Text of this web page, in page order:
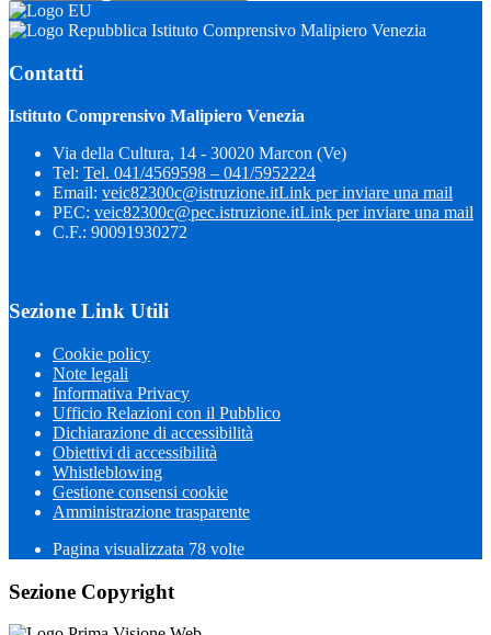
Istituto Comprensivo Malipiero Venezia
Contatti
Istituto Comprensivo Malipiero Venezia
Via della Cultura, 14 - 30020 Marcon (Ve)
Tel: Tel. 041/4569598 – 041/5952224
Email: veic82300c@istruzione.itLink per inviare una mail
PEC: veic82300c@pec.istruzione.itLink per inviare una mail
C.F.: 90091930272
Sezione Link Utili
Cookie policy
Note legali
Informativa Privacy
Ufficio Relazioni con il Pubblico
Dichiarazione di accessibilità
Obiettivi di accessibilità
Whistleblowing
Gestione consensi cookie
Amministrazione trasparente
Pagina visualizzata 78 volte
Sezione Copyright